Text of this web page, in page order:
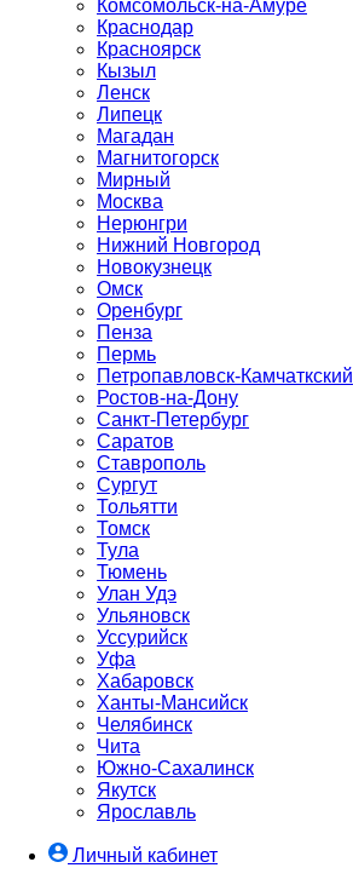
Комсомольск-на-Амуре
Краснодар
Красноярск
Кызыл
Ленск
Липецк
Магадан
Магнитогорск
Мирный
Москва
Нерюнгри
Нижний Новгород
Новокузнецк
Омск
Оренбург
Пенза
Пермь
Петропавловск-Камчаткский
Ростов-на-Дону
Санкт-Петербург
Саратов
Ставрополь
Сургут
Тольятти
Томск
Тула
Тюмень
Улан Удэ
Ульяновск
Уссурийск
Уфа
Хабаровск
Ханты-Мансийск
Челябинск
Чита
Южно-Cахалинск
Якутск
Ярославль
Личный кабинет